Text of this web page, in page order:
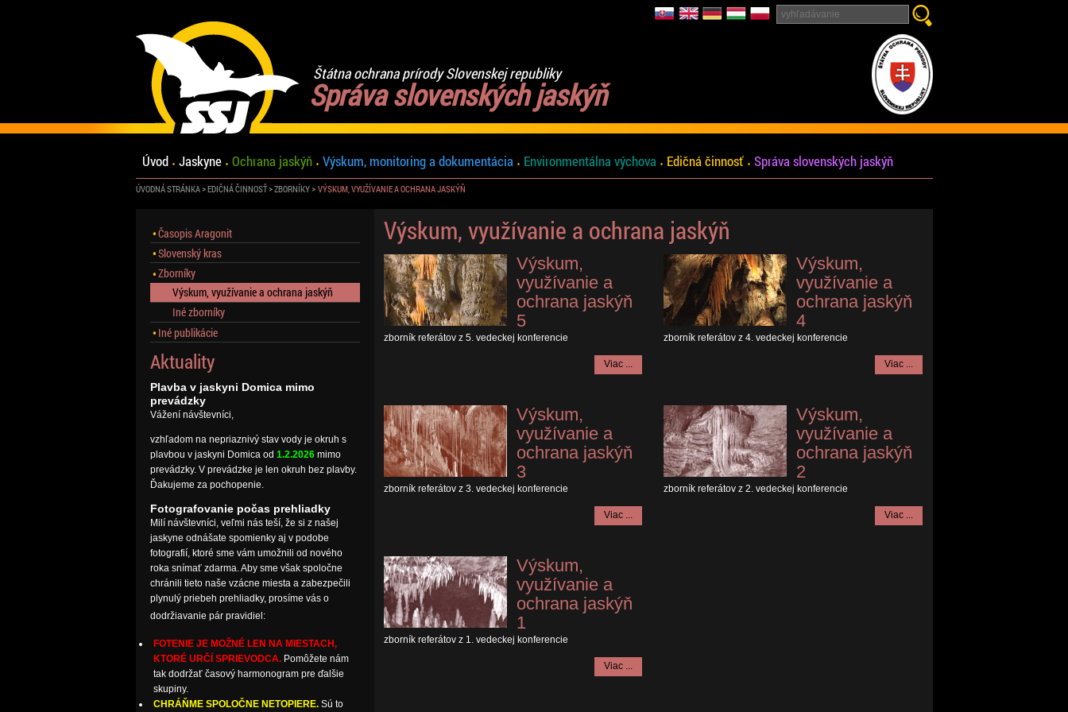
Štátna ochrana prírody Slovenskej republiky
Správa slovenských jaskýň
Úvod Jaskyne Ochrana jaskýň Výskum, monitoring a dokumentácia Environmentálna výchova Edičná činnosť Správa slovenských jaskýň
ÚVODNÁ STRÁNKA EDIČNÁ ČINNOSŤ ZBORNÍKY VÝSKUM, VYUŽÍVANIE A OCHRANA JASKÝŇ
Výskum, využívanie a ochrana jaskýň
Výskum,
využívanie a
ochrana jaskýň
5
zborník referátov z 5. vedeckej konferencie
Viac ...
Výskum,
využívanie a
ochrana jaskýň
4
zborník referátov z 4. vedeckej konferencie
Viac ...
Výskum,
využívanie a
ochrana jaskýň
3
zborník referátov z 3. vedeckej konferencie
Viac ...
Výskum,
využívanie a
ochrana jaskýň
2
zborník referátov z 2. vedeckej konferencie
Viac ...
Výskum,
využívanie a
ochrana jaskýň
1
zborník referátov z 1. vedeckej konferencie
Viac ...
Časopis Aragonit
Slovenský kras
Zborníky
Výskum, využívanie a ochrana jaskýň
Iné zborníky
Iné publikácie
Aktuality
Plavba v jaskyni Domica mimo
prevádzky
Vážení návštevníci,
vzhľadom na nepriaznivý stav vody je okruh s
plavbou v jaskyni Domica od 1.2.2026mimo
prevádzky. V prevádzke je len okruh bez plavby.
Ďakujeme za pochopenie.
Fotografovanie počas prehliadky
Milí návštevníci, veľmi nás teší, že si z našej
jaskyne odnášate spomienky aj v podobe
fotografií, ktoré sme vám umožnili od nového
roka snímať zdarma. Aby sme však spoločne
chránili tieto naše vzácne miesta a zabezpečili
plynulý priebeh prehliadky, prosíme vás o
dodržiavanie pár pravidiel:
FOTENIE JE MOŽNÉ LEN NA MIESTACH,
KTORÉ URČÍ SPRIEVODCA.Pomôžete nám
tak dodržať časový harmonogram pre ďalšie
skupiny.
CHRÁŇME SPOLOČNE NETOPIERE.Sú to